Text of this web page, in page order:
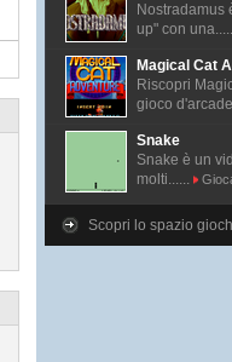
Nostradamus
up" con
Magical Cat
Riscopri
gioco
Snake
Snake è un
molti......
Scopri lo spazio